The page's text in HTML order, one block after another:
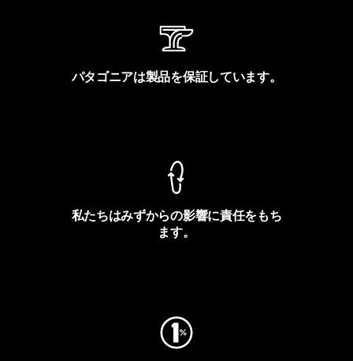
パタゴニアは製品を保証しています。
私たちはみずからの影響に責任をもち
ます。